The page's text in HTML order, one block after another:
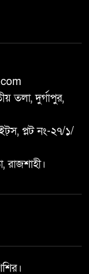
মূল্যের ট্রাক্টর
পাঁচটি
করলেন সংসদ
তলা, দুর্গাপুর,
প্লট নং-২৭/১/
রাজশাহী।